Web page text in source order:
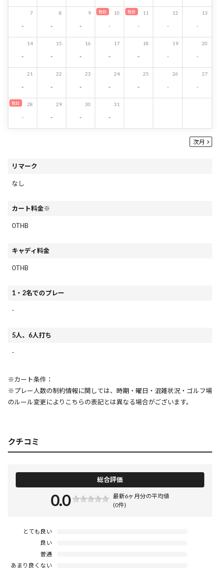
次月
7
-
8
-
9
-
祝日 10
-
祝日 11
-
12
-
13
-
14
-
15
-
16
-
17
-
18
-
19
-
20
-
21
-
22
-
23
-
24
-
25
-
26
-
27
-
祝日 28
-
29
-
30
-
31
-
リマーク
なし
カート料金※
0THB
キャディ料金
0THB
1・2名でのプレー
-
5人、6人打ち
-
※カート条件：
※プレー人数の制約情報に関しては、時期・曜日・混雑状況・ゴルフ場
のルール変更によりこちらの表記とは異なる場合がございます。
クチコミ
総合評価
0.0
最新6ヶ月分の平均値
(0件)
とても良い
良い
普通
あまり良くない